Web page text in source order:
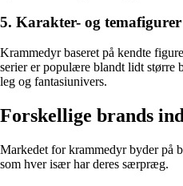
5. Karakter- og temafigurer
Krammedyr baseret på kendte
serier er populære blandt lidt større
leg og fantasiunivers.
Forskellige brands
Markedet for krammedyr byder på
som hver især har deres særpræg.